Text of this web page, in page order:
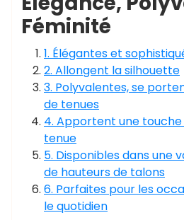
Féminité
1. Élégantes et
2. Allongent la silhouette
3. Polyvalentes, se
de tenues
4. Apportent une
tenue
5. Disponibles dans une
de hauteurs de talons
6. Parfaites pour les
le quotidien